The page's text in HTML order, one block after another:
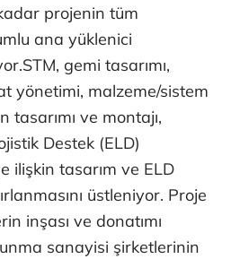
projenin tüm
ana yüklenici
gemi tasarımı,
yönetimi, malzeme/sistem
ve montajı,
Destek (ELD)
ilişkin tasarım ve ELD
üstleniyor. Proje
inşası ve donatımı
sanayisi şirketlerinin